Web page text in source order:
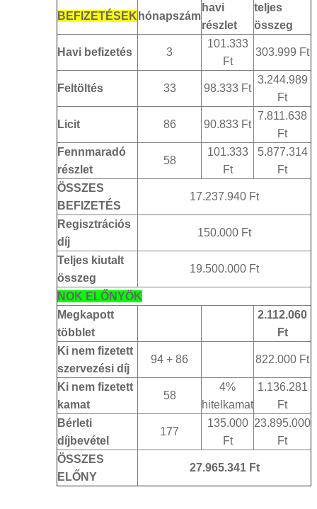
BEFIZETÉSEK hónapszám
havi
részlet
teljes
összeg
Havi befizetés 3
101.333
Ft
303.999 Ft
Feltöltés 33 98.333 Ft
3.244.989
Ft
Licit 86 90.833 Ft
7.811.638
Ft
Fennmaradó
részlet
58
101.333
Ft
5.877.314
Ft
ÖSSZES
BEFIZETÉS
17.237.940 Ft
Regisztrációs
díj
150.000 Ft
Teljes kiutalt
összeg
19.500.000 Ft
NOK ELŐNYÖK
Megkapott
többlet
2.112.060
Ft
Ki nem fizetett
szervezési díj
94 + 86 822.000 Ft
Ki nem fizetett
kamat
58
4%
hitelkamat
1.136.281
Ft
Bérleti
díjbevétel
177
135.000
Ft
23.895.000
Ft
ÖSSZES
ELŐNY
27.965.341 Ft